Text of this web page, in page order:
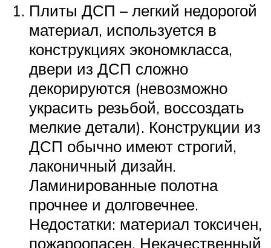
Плиты ДСП – легкий недорогой
материал, используется в
конструкциях экономкласса,
двери из ДСП сложно
декорируются (невозможно
украсить резьбой, воссоздать
мелкие детали). Конструкции из
ДСП обычно имеют строгий,
лаконичный дизайн.
Ламинированные полотна
прочнее и долговечнее.
Недостатки: материал токсичен,
пожароопасен. Некачественный